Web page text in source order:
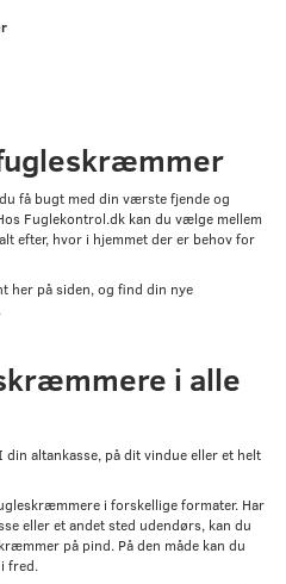
få bugt med din værste fjende og
Fuglekontrol.dk kan du vælge mellem
efter, hvor i hjemmet der er behov for
her på siden, og find din nye
i alle
altankasse, på dit vindue eller et helt
i forskellige formater. Har
eller et andet sted udendørs, kan du
på pind. På den måde kan du
fred.